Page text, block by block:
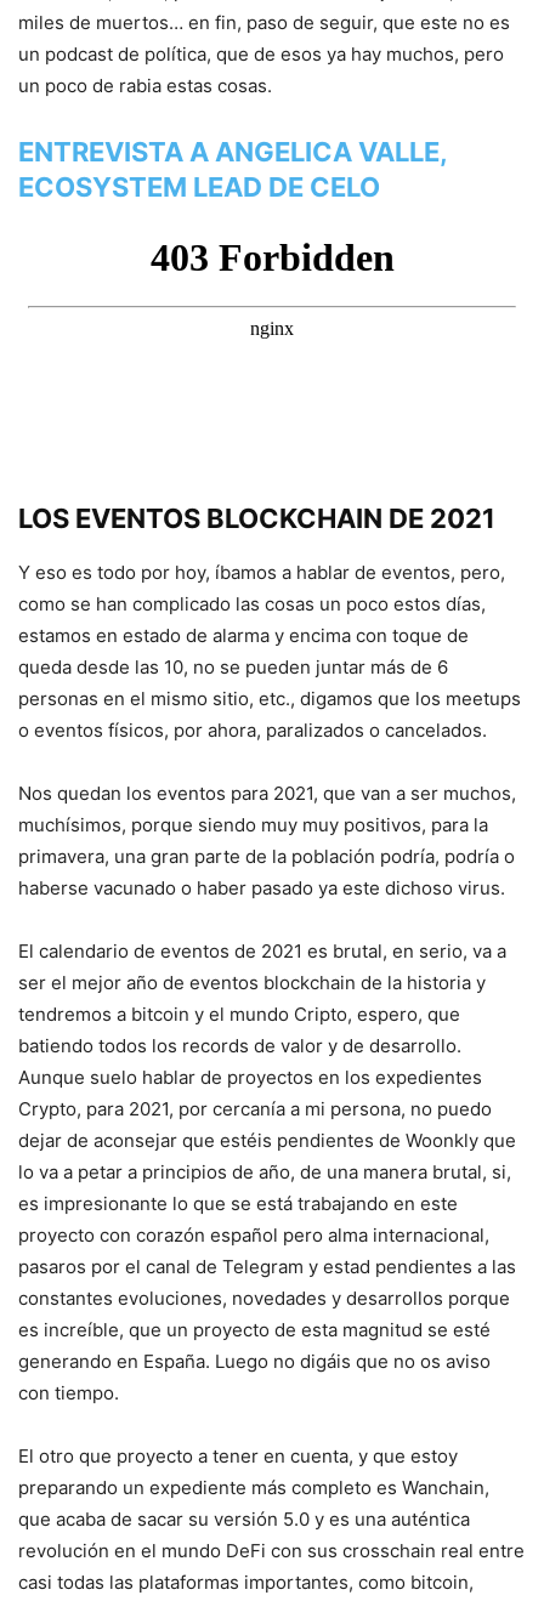
miles de muertos… en fin, paso de seguir, que este no es
un podcast de política, que de esos ya hay muchos, pero
un poco de rabia estas cosas.
ENTREVISTA A ANGELICA VALLE,
ECOSYSTEM LEAD DE CELO
LOS EVENTOS BLOCKCHAIN DE 2021
Y eso es todo por hoy, íbamos a hablar de eventos, pero,
como se han complicado las cosas un poco estos días,
estamos en estado de alarma y encima con toque de
queda desde las 10, no se pueden juntar más de 6
personas en el mismo sitio, etc., digamos que los meetups
o eventos físicos, por ahora, paralizados o cancelados.
Nos quedan los eventos para 2021, que van a ser muchos,
muchísimos, porque siendo muy muy positivos, para la
primavera, una gran parte de la población podría, podría o
haberse vacunado o haber pasado ya este dichoso virus.
El calendario de eventos de 2021 es brutal, en serio, va a
ser el mejor año de eventos blockchain de la historia y
tendremos a bitcoin y el mundo Cripto, espero, que
batiendo todos los records de valor y de desarrollo.
Aunque suelo hablar de proyectos en los expedientes
Crypto, para 2021, por cercanía a mi persona, no puedo
dejar de aconsejar que estéis pendientes de Woonkly que
lo va a petar a principios de año, de una manera brutal, si,
es impresionante lo que se está trabajando en este
proyecto con corazón español pero alma internacional,
pasaros por el canal de Telegram y estad pendientes a las
constantes evoluciones, novedades y desarrollos porque
es increíble, que un proyecto de esta magnitud se esté
generando en España. Luego no digáis que no os aviso
con tiempo.
El otro que proyecto a tener en cuenta, y que estoy
preparando un expediente más completo es Wanchain,
que acaba de sacar su versión 5.0 y es una auténtica
revolución en el mundo DeFi con sus crosschain real entre
casi todas las plataformas importantes, como bitcoin,